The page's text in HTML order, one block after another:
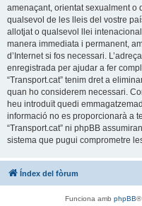
amenaçant, orientat sexualment
qualsevol de les lleis del vostre
allotjat o qualsevol llei
manera immediata i permanent,
d’Internet si fos necessari.
enregistrada per ajudar a fer
“Transport.cat” tenim dret a
quan ho considerem necessari.
heu introduït quedi
informació no es proporcionarà a
“Transport.cat” ni phpBB
sistema que pugui comprometre
Índex del fòrum
Funciona amb phpBB®